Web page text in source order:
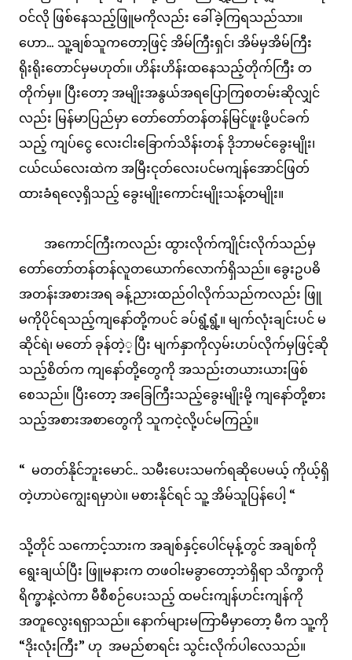
ဝင်လို ဖြစ်နေသည့်ဖြူမကိုလည်း ခေါ်ခဲ့ကြရသည်သာ။
ဟော... သူ့ချစ်သူကတော့ဖြင့် အိမ်ကြီးရှင်၊ အိမ်မှအိမ်ကြီး
ရိုးရိုးတောင်မှမဟုတ်။ ဟိန်းဟိန်းထနေသည့်တိုက်ကြီး တ
တိုက်မှ။ ပြီးတော့ အမျိုးအနွယ်အရပြောကြစတမ်းဆိုလျှင်
လည်း မြန်မာပြည်မှာ တော်တော်တန်တန်မြင်ဖူးဖို့ပင်ခက်
သည့် ကျပ်ငွေ လေးငါးခြောက်သိန်းတန် ဒိုဘာမင်ခွေးမျိုး၊
ငယ်ငယ်လေးထဲက အမြီးငုတ်လေးပင်မကျန်အောင်ဖြတ်
ထားခံရလေ့ရှိသည့် ခွေးမျိုးကောင်းမျိုးသန့်တမျိုး။
အကောင်ကြီးကလည်း ထွားလိုက်ကျိုင်းလိုက်သည်မှ
တော်တော်တန်တန်လူတယောက်လောက်ရှိသည်။ ခွေးဥပဓိ
အတန်းအစားအရ ခန့်ညားထည်ဝါလိုက်သည်ကလည်း ဖြူ
မကိုပိုင်ရသည့်ကျနော်တို့ကပင် ခပ်ရွံ့ရွံ့။ မျက်လုံးချင်းပင် မ
ဆိုင်ရဲ၊ မတော် ခုန်တဲ့့ပြီး မျက်နှာကိုလှမ်းဟပ်လိုက်မှဖြင့်ဆို
သည့်စိတ်က ကျနော်တို့တွေကို အသည်းတယားယားဖြစ်
စေသည်။ ပြီးတော့ အခြေကြီးသည့်ခွေးမျိုးမို့ ကျနော်တို့စား
သည့်အစားအစာတွေကို သူကငဲ့လို့ပင်မကြည့်။
“ မတတ်နိုင်ဘူးမောင်.. သမီးပေးသမက်ရဆိုပေမယ့် ကိုယ့်ရှိ
တဲ့ဟာပဲကျွေးရမှာပဲ။ မစားနိုင်ရင် သူ့ အိမ်သူပြန်ပေါ့ “
သို့တိုင် သကောင့်သားက အချစ်နှင့်ပေါင်မုန့်တွင် အချစ်ကို
ရွေးချယ်ပြီး ဖြူမနားက တဖဝါးမခွာတော့ဘဲရှိရာ သိက္ခာကို
ရိက္ခာနဲ့လဲကာ မီစီစဉ်ပေးသည့် ထမင်းကျန်ဟင်းကျန်ကို
အတူလွေးရရှာသည်။ နောက်များမကြာမီမှာတော့ မီက သူ့ကို
“ဒိုးလုံးကြီး” ဟု အမည်စာရင်း သွင်းလိုက်ပါလေသည်။